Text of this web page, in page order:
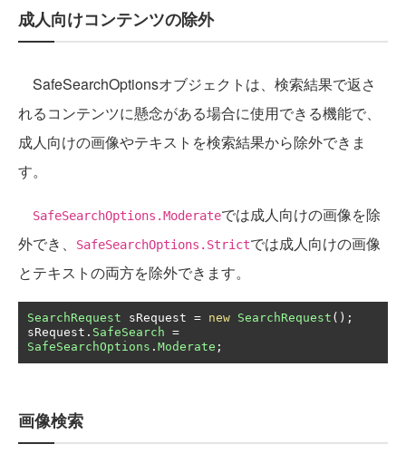
成人向けコンテンツの除外
SafeSearchOptionsオブジェクトは、検索結果で返さ
れるコンテンツに懸念がある場合に使用できる機能で、
成人向けの画像やテキストを検索結果から除外できま
す。
SafeSearchOptions.Moderateでは成人向けの画像を除
外でき、
SafeSearchOptions.Strictでは成人向けの画像
とテキストの両方を除外できます。
SearchRequest sRequest = new SearchRequest ();
sRequest . SafeSearch =
SafeSearchOptions . Moderate ;
画像検索